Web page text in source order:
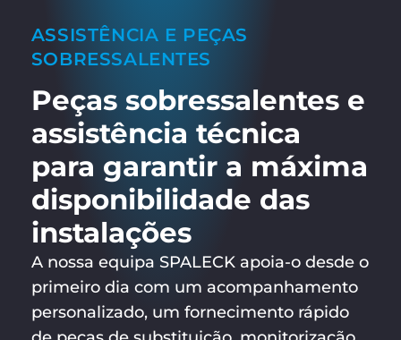
ASSISTÊNCIA E PEÇAS
SOBRESSALENTES
Peças sobressalentes e
assistência técnica
para garantir a máxima
disponibilidade das
instalações
A nossa equipa SPALECK apoia-o desde o
primeiro dia com um acompanhamento
personalizado, um fornecimento rápido